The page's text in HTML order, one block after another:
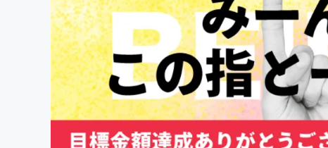
ビジネス・起業
まちづくり・地域活性化